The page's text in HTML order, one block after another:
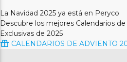
La Navidad 2025 ya está en Peryco
Descubre los mejores Calendarios
Exclusivas de 2025
CALENDARIOS DE ADVIENTO